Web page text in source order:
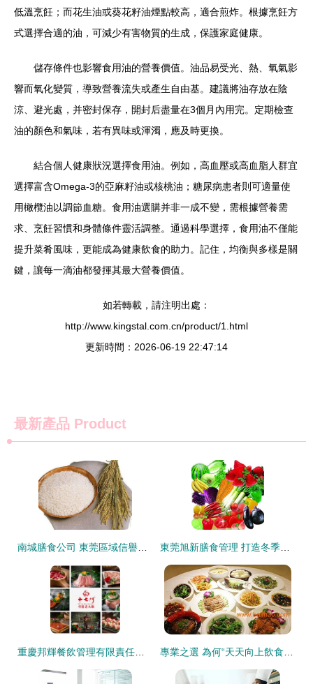
低溫烹飪；而花生油或葵花籽油煙點較高，適合煎炸。根據烹飪方
式選擇合適的油，可減少有害物質的生成，保護家庭健康。
儲存條件也影響食用油的營養價值。油品易受光、熱、氧氣影
響而氧化變質，導致營養流失或產生自由基。建議將油存放在陰
涼、避光處，并密封保存，開封后盡量在3個月內用完。定期檢查
油的顏色和氣味，若有異味或渾濁，應及時更換。
結合個人健康狀況選擇食用油。例如，高血壓或高血脂人群宜
選擇富含Omega-3的亞麻籽油或核桃油；糖尿病患者則可適量使
用橄欖油以調節血糖。食用油選購并非一成不變，需根據營養需
求、烹飪習慣和身體條件靈活調整。通過科學選擇，食用油不僅能
提升菜肴風味，更能成為健康飲食的助力。記住，均衡與多樣是關
鍵，讓每一滴油都發揮其最大營養價值。
如若轉載，請注明出處：
http://www.kingstal.com.cn/product/1.html
更新時間：2026-06-19 22:47:14
最新產品 Product